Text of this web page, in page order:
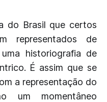
do Brasil que certos
representados de
historiografia de
É assim que se
a representação do
um momentâneo